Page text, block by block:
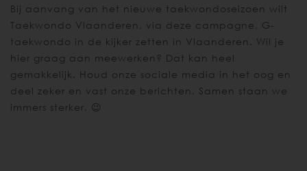
Bij aanvang van het nieuwe taekwondoseizoen wilt
Taekwondo Vlaanderen, via deze campagne, G-
taekwondo in de kijker zetten in Vlaanderen. Wil je
hier graag aan meewerken? Dat kan heel
gemakkelijk. Houd onze sociale media in het oog en
deel zeker en vast onze berichten. Samen staan we
immers sterker. 😉